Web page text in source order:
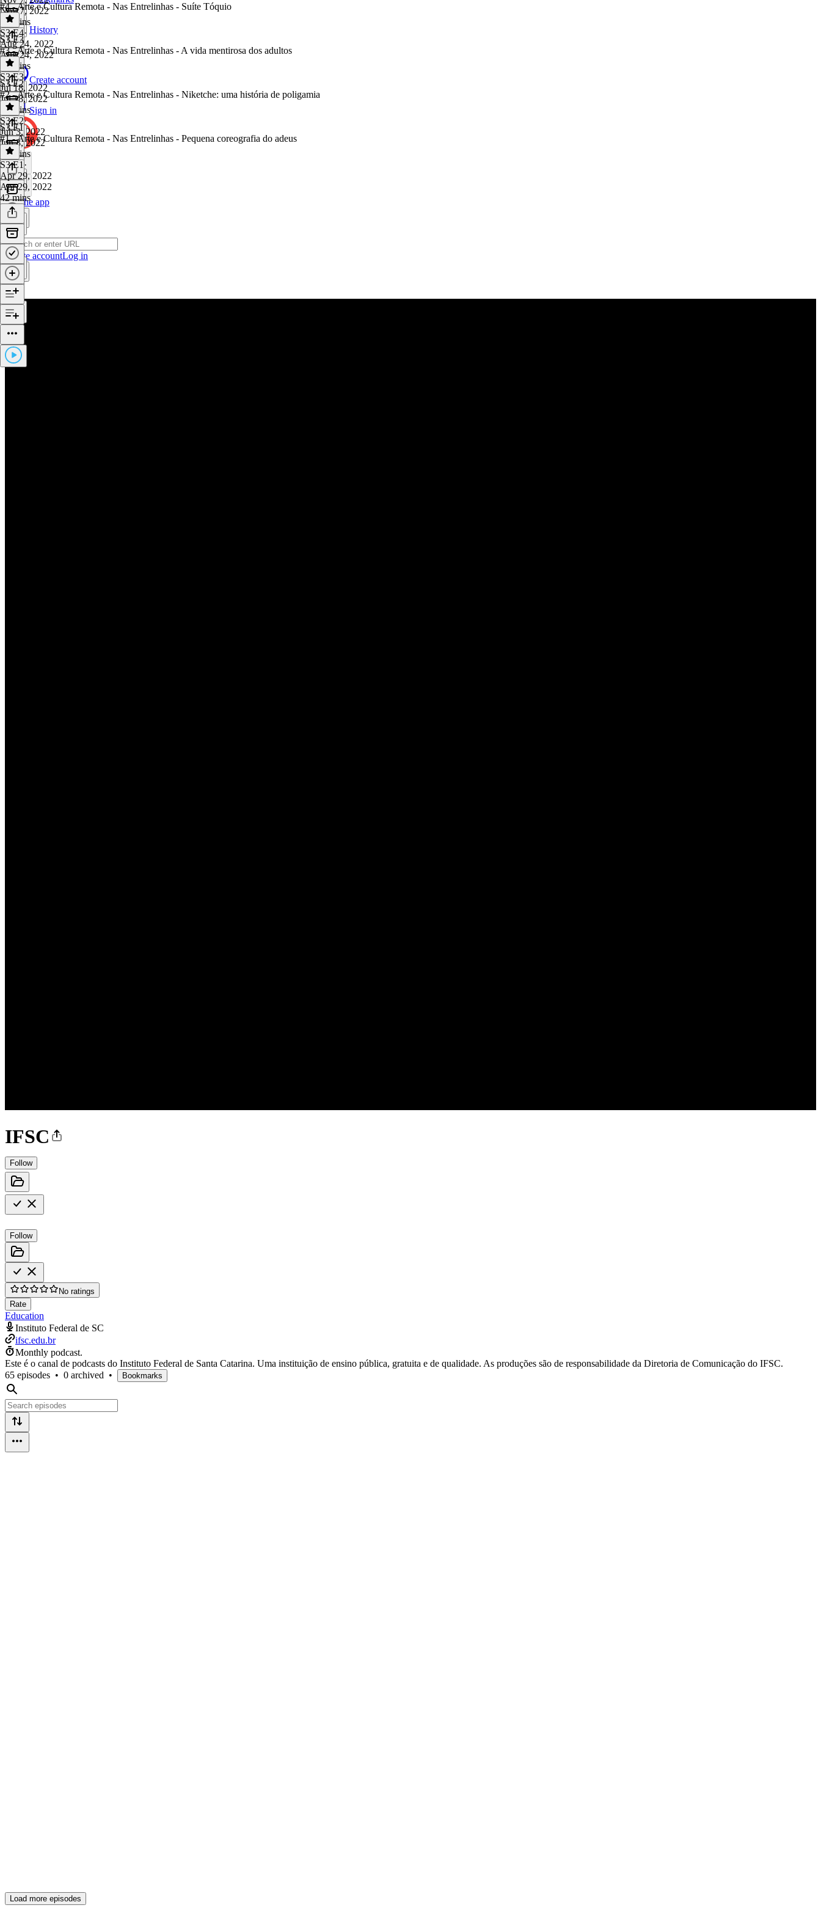
History
Create account
Sign in
Get the app
Create accountLog in
IFSC
Follow
Follow
No ratings
Rate
Education
Instituto Federal de SC
ifsc.edu.br
Monthly podcast.
Este é o canal de podcasts do Instituto Federal de Santa Catarina. Uma instituição de ensino pública, gratuita e de qualidade. As produções são de responsabilidade da Diretoria de Comunicação do IFSC.
65 episodes • 0 archived • Bookmarks
Nov 7, 2022
24 mins
#4 - Arte e Cultura Remota - Nas Entrelinhas - Suíte Tóquio
S3 E4·
Aug 24, 2022
Aug 24, 2022
29 mins
S3 E3
#3 - Arte e Cultura Remota - Nas Entrelinhas - A vida mentirosa dos adultos
S3 E3·
Jul 18, 2022
Jul 18, 2022
45 mins
S3 E2
#2 - Arte e Cultura Remota - Nas Entrelinhas - Niketche: uma história de poligamia
S3 E2·
Jun 3, 2022
Jun 3, 2022
39 mins
S3 E1
#1 - Arte e Cultura Remota - Nas Entrelinhas - Pequena coreografia do adeus
S3 E1 ·
Apr 29, 2022
Apr 29, 2022
42 mins
Load more episodes